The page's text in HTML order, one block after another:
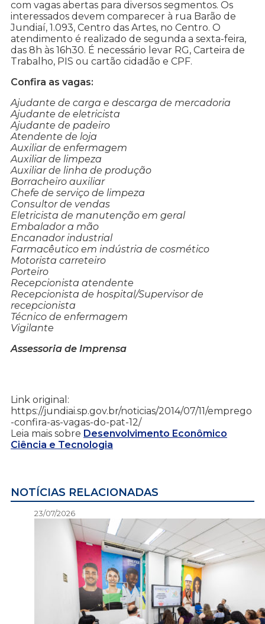
com vagas abertas para diversos segmentos. Os
interessados devem comparecer à rua Barão de
Jundiaí, 1.093, Centro das Artes, no Centro. O
atendimento é realizado de segunda a sexta-feira,
das 8h às 16h30. É necessário levar RG, Carteira de
Trabalho, PIS ou cartão cidadão e CPF.
Confira as vagas:
Ajudante de carga e descarga de mercadoria
Ajudante de eletricista
Ajudante de padeiro
Atendente de loja
Auxiliar de enfermagem
Auxiliar de limpeza
Auxiliar de linha de produção
Borracheiro auxiliar
Chefe de serviço de limpeza
Consultor de vendas
Eletricista de manutenção em geral
Embalador a mão
Encanador industrial
Farmacêutico em indústria de cosmético
Motorista carreteiro
Porteiro
Recepcionista atendente
Recepcionista de hospital/Supervisor de
recepcionista
Técnico de enfermagem
Vigilante
Assessoria de Imprensa
Link original:
https://jundiai.sp.gov.br/noticias/2014/07/11/emprego
-confira-as-vagas-do-pat-12/
Leia mais sobre Desenvolvimento Econômico
Ciência e Tecnologia
NOTÍCIAS RELACIONADAS
23/07/2026